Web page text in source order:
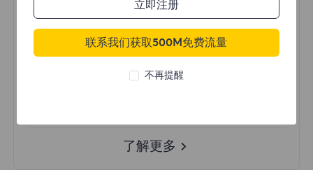
不限流量使用
无限使用IP
了解更多
立即注册
联系我们获取500M免费流量
不再提醒